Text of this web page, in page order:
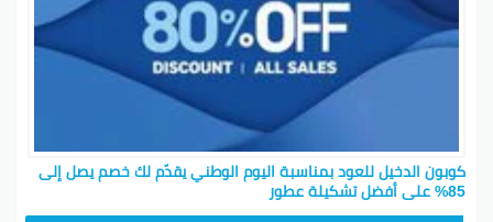
كوبون الدخيل للعود بمناسبة اليوم الوطني يقدّم لك خصم يصل إلى
85% على أفضل تشكيلة عطور